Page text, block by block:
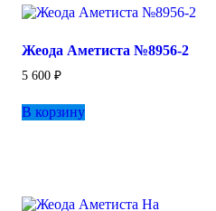
Опции
выбрать
Жеода Аметиста №8956-2
5 600 ₽
В корзину